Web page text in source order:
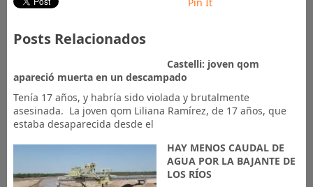
Posts Relacionados
Castelli: joven qom
apareció muerta en un descampado
Tenía 17 años, y habría sido violada y brutalmente
asesinada. La joven qom Liliana Ramírez, de 17 años, que
estaba desaparecida desde el
HAY MENOS CAUDAL DE
AGUA POR LA BAJANTE DE
LOS RÍOS